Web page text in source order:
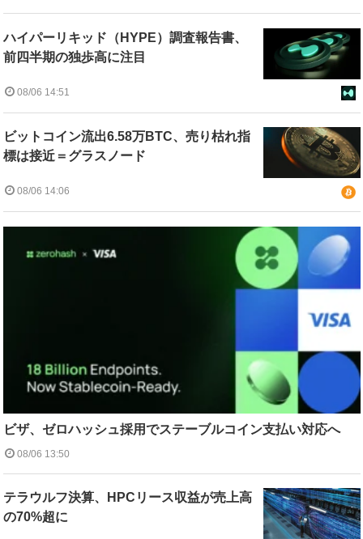
ハイパーリキッド（HYPE）調査報告書、
前四半期の独歩高に注目
08/06 14:51
ビットコイン流出6.58万BTC、売り枯れ指
標は接近＝グラスノード
08/06 14:06
ビザ、ゼロハッシュ採用でステーブルコイン支払い対応へ
08/06 13:50
テラウルフ決算、HPCリース収益が売上高
の70%超に